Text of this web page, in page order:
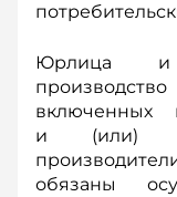
Юрлица и
включенных
и (или)
обязаны